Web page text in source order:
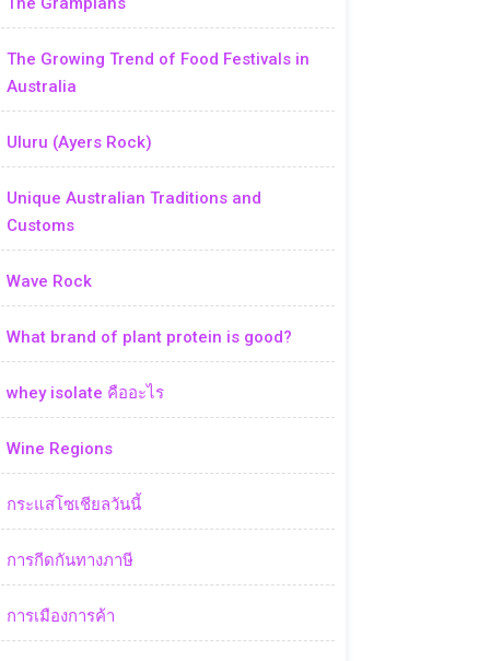
The Growing Trend of Food Festivals in
Australia
Uluru (Ayers Rock)
Unique Australian Traditions and
Customs
Wave Rock
What brand of plant protein is good?
whey isolate คืออะไร
Wine Regions
กระแสโซเชียลวันนี้
การกีดกันทางภาษี
การเมืองการค้า